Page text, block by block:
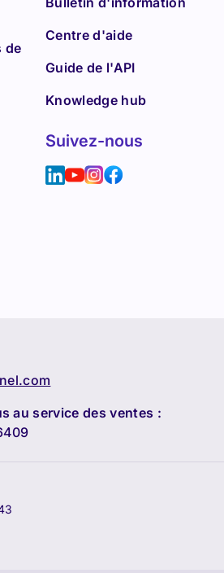
de
Centre d'aide
Guide de l'API
Knowledge hub
Suivez-nous
au service des ventes :